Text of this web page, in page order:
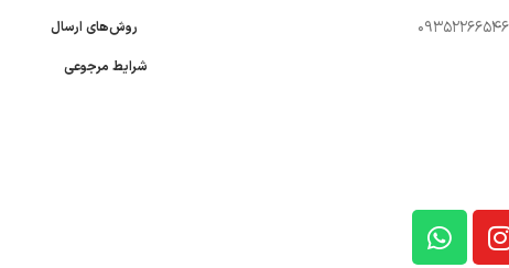
روش‌های ارسال
شرایط مرجوعی